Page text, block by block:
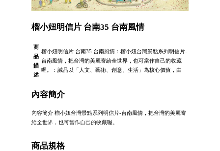
榴小妞明信片 台南35 台南風情
商
品
描
述
榴小妞明信片 台南35 台南風情：榴小妞台灣景點系列明信片-
台南風情，把台灣的美麗寄給全世界，也可當作自己的收藏
喔。：誠品以「人文、藝術、創意、生活」為核心價值，由
內容簡介
內容簡介 榴小妞台灣景點系列明信片-台南風情，把台灣的美麗寄
給全世界，也可當作自己的收藏喔。
商品規格